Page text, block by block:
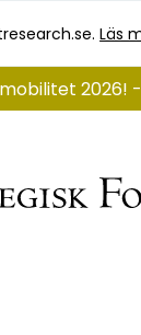
Läs
2026!